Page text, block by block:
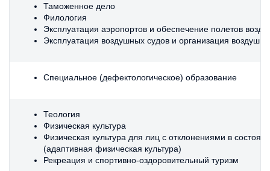
Таможенное дело
Филология
Эксплуатация аэропортов и обеспечение полетов
Эксплуатация воздушных судов и организация
Специальное (дефектологическое) образование
Теология
Физическая культура
Физическая культура для лиц с отклонениями в
(адаптивная физическая культура)
Рекреация и cпортивно-оздоровительный туризм